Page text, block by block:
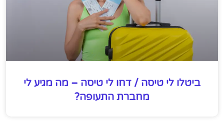
ביטלו לי טיסה / דחו לי טיסה – מה מגיע לי
מחברת התעופה?